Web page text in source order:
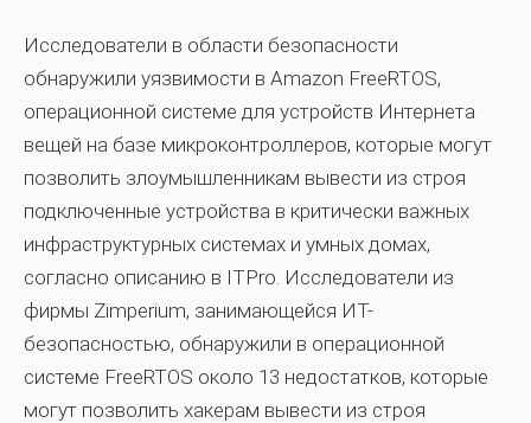
Исследователи в области безопасности
обнаружили уязвимости в Amazon FreeRTOS,
операционной системе для устройств Интернета
вещей на базе микроконтроллеров, которые могут
позволить злоумышленникам вывести из строя
подключенные устройства в критически важных
инфраструктурных системах и умных домах,
согласно описанию в ITPro. Исследователи из
фирмы Zimperium, занимающейся ИТ-
безопасностью, обнаружили в операционной
системе FreeRTOS около 13 недостатков, которые
могут позволить хакерам вывести из строя